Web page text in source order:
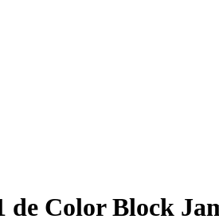
de Color Block